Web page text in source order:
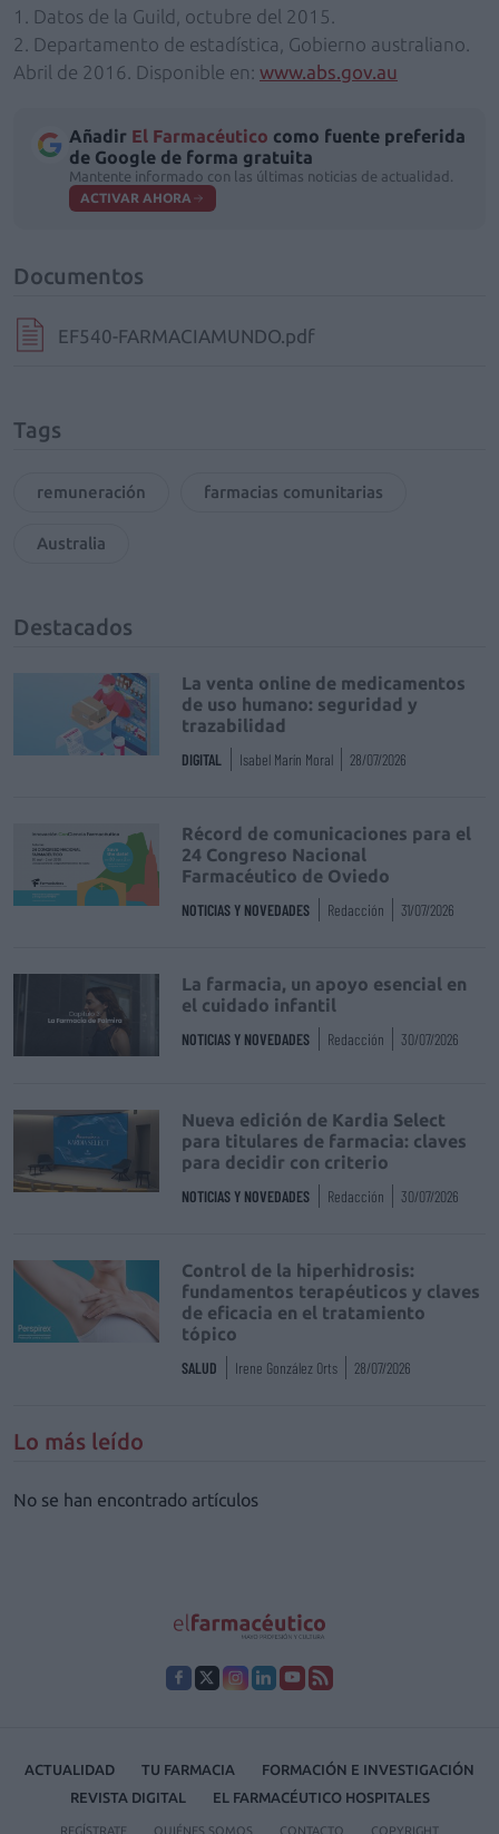
1. Datos de la Guild, octubre del 2015.
2. Departamento de estadística, Gobierno australiano.
Abril de 2016. Disponible en: www.abs.gov.au
Añadir El Farmacéutico como fuente preferida
de Google de forma gratuita
Mantente informado con las últimas noticias de actualidad.
ACTIVAR AHORA
Documentos
EF540-FARMACIAMUNDO.pdf
Tags
remuneración farmacias comunitarias
Australia
Destacados
La venta online de medicamentos
de uso humano: seguridad y
trazabilidad
DIGITAL Isabel Marín Moral 28/07/2026
Récord de comunicaciones para el
24 Congreso Nacional
Farmacéutico de Oviedo
NOTICIAS Y NOVEDADES Redacción 31/07/2026
La farmacia, un apoyo esencial en
el cuidado infantil
NOTICIAS Y NOVEDADES Redacción 30/07/2026
Nueva edición de Kardia Select
para titulares de farmacia: claves
para decidir con criterio
NOTICIAS Y NOVEDADES Redacción 30/07/2026
Control de la hiperhidrosis:
fundamentos terapéuticos y claves
de eficacia en el tratamiento
tópico
SALUD Irene González Orts 28/07/2026
Lo más leído
No se han encontrado artículos
ACTUALIDAD TU FARMACIA
FORMACIÓN E INVESTIGACIÓN
REVISTA DIGITAL
EL FARMACÉUTICO HOSPITALES
REGÍSTRATE QUIÉNES SOMOS CONTACTO COPYRIGHT